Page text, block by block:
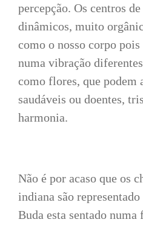
percepção. Os centros
dinâmicos, muito
como o nosso corpo pois
numa vibração
como flores, que podem
saudáveis ou doentes,
harmonia.
Não é por acaso que os
indiana são
Buda esta sentado